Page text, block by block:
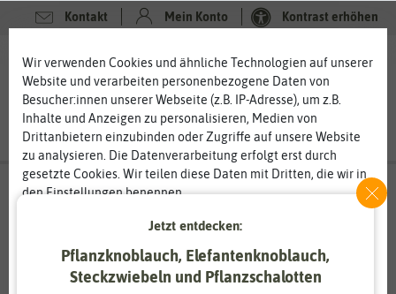
Kontakt Mein Konto Kontrast erhöhen
0 0
Suchergebnisse fürphlox(4Treffer)
Filter
Wir verwenden Cookies und ähnliche Technologien auf unserer
Website und verarbeiten personenbezogene Daten von
Besucher:innen unserer Webseite (z.B. IP-Adresse), um z.B.
Inhalte und Anzeigen zu personalisieren, Medien von
Drittanbietern einzubinden oder Zugriffe auf unsere Website
zu analysieren. Die Datenverarbeitung erfolgt erst durch
gesetzte Cookies. Wir teilen diese Daten mit Dritten, die wir in
den Einstellungen benennen.
eines berechtigten Interesses erfolgen. Die Zustimmung kann
erteilt oder abgelehnt werden. Es besteht das Recht, nicht
einzuwilligen und die Einwilligung zu einem späteren
Zeitpunkt zu ändern oder zu widerrufen. Weitere
Jetzt entdecken:
Pflanzknoblauch, Elefantenknoblauch,
Steckzwiebeln und Pflanzschalotten